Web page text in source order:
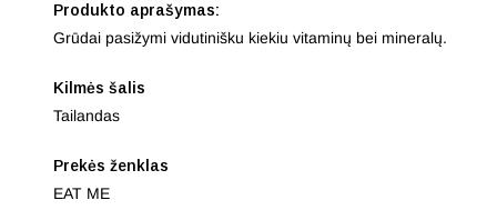
Produkto aprašymas:
Grūdai pasižymi vidutinišku kiekiu vitaminų bei mineralų.
Kilmės šalis
Tailandas
Prekės ženklas
EAT ME